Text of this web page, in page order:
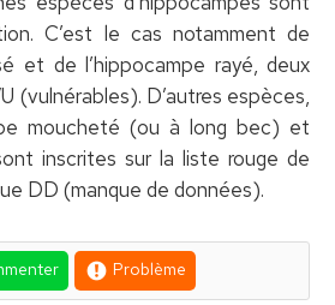
C’est le cas notamment de
et de l’hippocampe rayé, deux
(vulnérables). D’autres espèces,
moucheté (ou à long bec) et
inscrites sur la liste rouge de
DD (manque de données).
Problème